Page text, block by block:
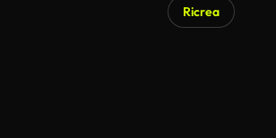
Ricrea